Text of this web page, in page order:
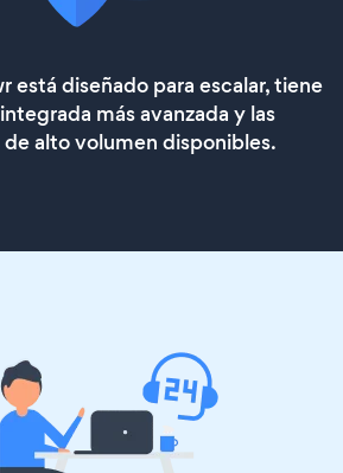
está diseñado para escalar, tiene
más avanzada y las
alto volumen disponibles.